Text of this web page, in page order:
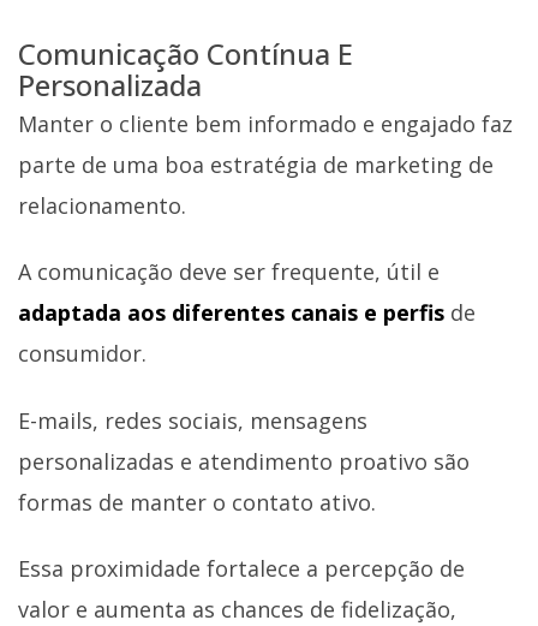
Comunicação Contínua E
Personalizada
Manter o cliente bem informado e engajado faz
parte de uma boa estratégia de marketing de
relacionamento.
A comunicação deve ser frequente, útil e
adaptada aos diferentes canais e perfis de
consumidor.
E-mails, redes sociais, mensagens
personalizadas e atendimento proativo são
formas de manter o contato ativo.
Essa proximidade fortalece a percepção de
valor e aumenta as chances de fidelização,